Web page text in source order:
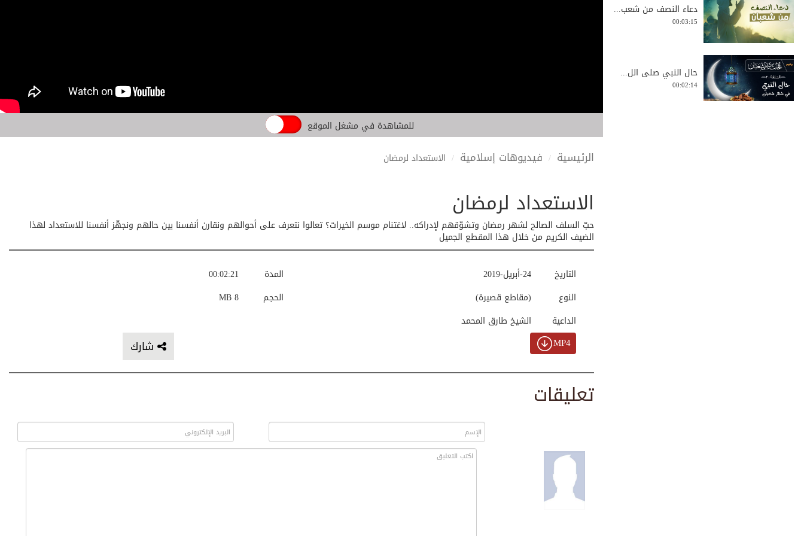
للمشاهدة في مشغل الموقع
الرئيسية فيديوهات إسلامية الاستعداد لرمضان
الاستعداد لرمضان
حبّ السلف الصالح لشهر رمضان وتشوّقهم لإدراكه.. لاغتنام موسم الخيرات؟ تعالوا نتعرف على أحوالهم ونقارن أنفسنا بين حالهم ونجهّز أنفسنا للاستعداد لهذا
الضيف الكريم من خلال هذا المقطع الجميل
00:02:21
المدة
8 MB
الحجم
24-أبريل-2019
التاريخ
(مقاطع قصيرة)
النوع
الشيخ طارق المحمد
الداعية
شارك MP4
تعليقات
دعاء النصف من شعب...
00:03:15
حال النبي صلى الل...
00:02:14